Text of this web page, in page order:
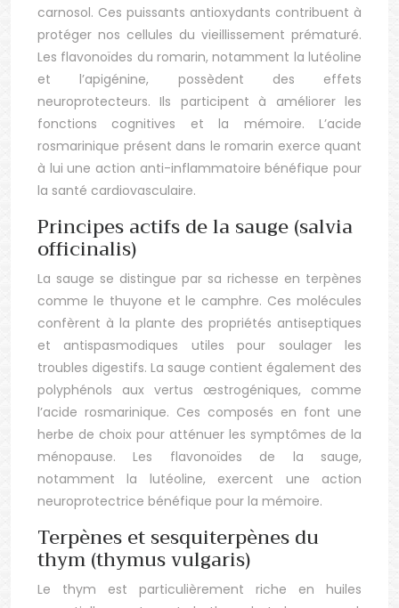
carnosol. Ces puissants antioxydants contribuent à
protéger nos cellules du vieillissement prématuré.
Les flavonoïdes du romarin, notamment la lutéoline
et l’apigénine, possèdent des effets
neuroprotecteurs. Ils participent à améliorer les
fonctions cognitives et la mémoire. L’acide
rosmarinique présent dans le romarin exerce quant
à lui une action anti-inflammatoire bénéfique pour
la santé cardiovasculaire.
Principes actifs de la sauge (salvia
officinalis)
La sauge se distingue par sa richesse en terpènes
comme le thuyone et le camphre. Ces molécules
confèrent à la plante des propriétés antiseptiques
et antispasmodiques utiles pour soulager les
troubles digestifs. La sauge contient également des
polyphénols aux vertus œstrogéniques, comme
l’acide rosmarinique. Ces composés en font une
herbe de choix pour atténuer les symptômes de la
ménopause. Les flavonoïdes de la sauge,
notamment la lutéoline, exercent une action
neuroprotectrice bénéfique pour la mémoire.
Terpènes et sesquiterpènes du
thym (thymus vulgaris)
Le thym est particulièrement riche en huiles